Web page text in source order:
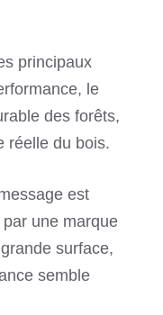
principaux
le
des forêts,
réelle du bois.
est
une marque
surface,
semble